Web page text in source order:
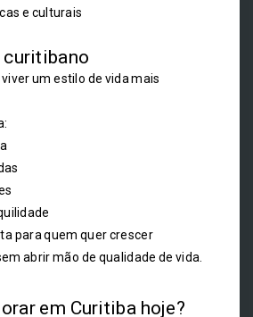
e culturais
curitibano
um estilo de vida mais
para quem quer crescer
abrir mão de qualidade de vida.
em Curitiba hoje?